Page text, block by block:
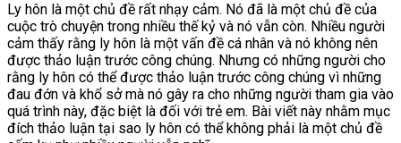
Ly hôn là một chủ đề rất nhạy cảm. Nó đã là một chủ đề của
cuộc trò chuyện trong nhiều thế kỷ và nó vẫn còn. Nhiều người
cảm thấy rằng ly hôn là một vấn đề cá nhân và nó không nên
được thảo luận trước công chúng. Nhưng có những người cho
rằng ly hôn có thể được thảo luận trước công chúng vì những
đau đớn và khổ sở mà nó gây ra cho những người tham gia vào
quá trình này, đặc biệt là đối với trẻ em. Bài viết này nhằm mục
đích thảo luận tại sao ly hôn có thể không phải là một chủ đề